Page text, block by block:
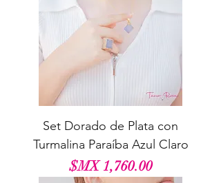
Set Dorado de Plata con
Turmalina Paraíba Azul Claro
السعر‏1,760.00 MX$